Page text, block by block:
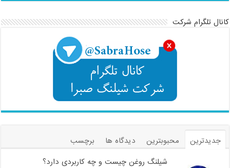
کانال تلگرام شرکت
جدیدترین محبوبترین دیدگاه ها
برچسب
شیلنگ روغن چیست و چه کاربردی دارد؟